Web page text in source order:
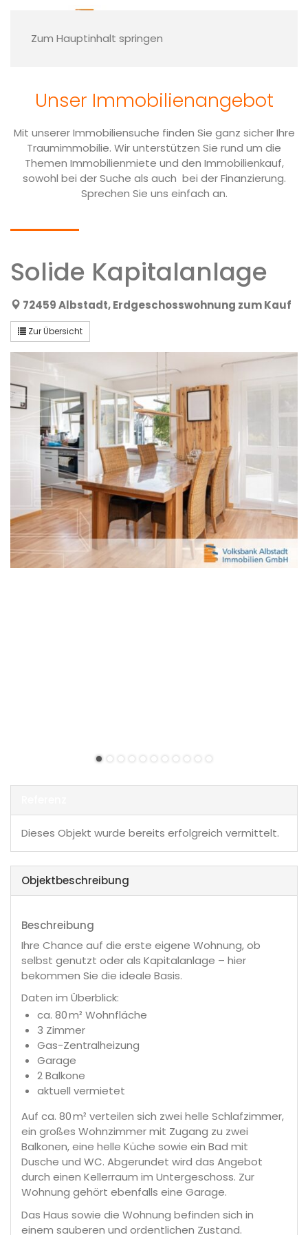
Zum Hauptinhalt springen
Finden Sie Ihre
Traumimmobilie
nach einem passenden Grundstück? Dann
werfen Sie ein Blick auf unsere
Immobilienangebote!
Nehmen Sie Kontakt mit uns auf
Unser Immobilien­angebot
Mit unserer Immobiliensuche finden Sie ganz sicher Ihre
Traumimmobilie. Wir unterstützen Sie rund um die
Themen Immobilienmiete und den Immobilienkauf,
sowohl bei der Suche als auch bei der Finanzierung.
Sprechen Sie uns einfach an.
Solide Kapitalanlage
72459 Albstadt, Erdgeschosswohnung zum Kauf
Zur Übersicht
Dieses Objekt wurde bereits erfolgreich vermittelt.
Objekt­beschreibung
Beschreibung
Ihre Chance auf die erste eigene Wohnung, ob
selbst genutzt oder als Kapitalanlage – hier
bekommen Sie die ideale Basis.
Daten im Überblick:
ca. 80 m² Wohnfläche
3 Zimmer
Gas-Zentralheizung
Garage
2 Balkone
aktuell vermietet
Auf ca. 80 m² verteilen sich zwei helle Schlafzimmer,
ein großes Wohnzimmer mit Zugang zu zwei
Balkonen, eine helle Küche sowie ein Bad mit
Dusche und WC. Abgerundet wird das Angebot
durch einen Kellerraum im Untergeschoss. Zur
Wohnung gehört ebenfalls eine Garage.
Das Haus sowie die Wohnung befinden sich in
einem sauberen und ordentlichen Zustand.